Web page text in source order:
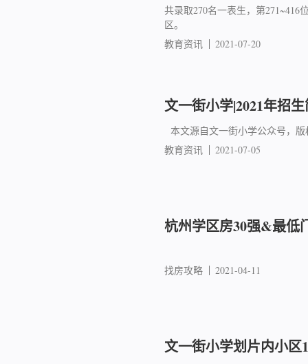
共录取270名一表生，第
区。
教育资讯
2021-07-20
文一街小学|2021年招
本文源自文一街小学公众号，
教育资讯
2021-07-05
杭州学区房30强&最低
找房攻略 2021-04-11
文一街小学划片内小区